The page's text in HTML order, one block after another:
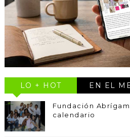
LO + HOT EN EL
Fundación
calendario